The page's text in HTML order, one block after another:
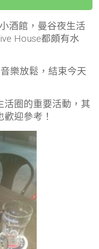
酒館，曼谷夜生活
House都頗有水
樂放鬆，結束今天
活圈的重要活動，其
歡迎參考！